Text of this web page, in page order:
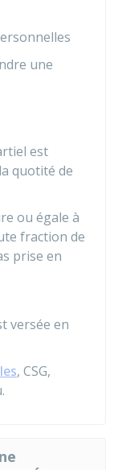
une
est
quotité de
ou égale à
fraction de
prise en
versée en
, CSG,